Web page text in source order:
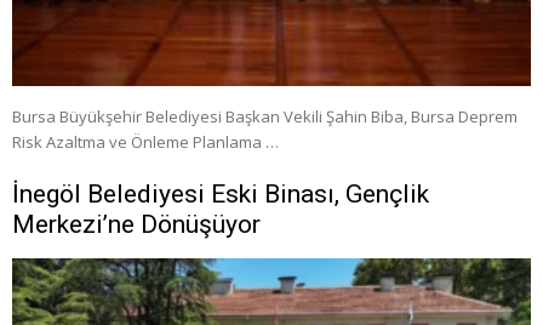
Bursa Büyükşehir Belediyesi Başkan Vekili Şahin Biba, Bursa Deprem
Risk Azaltma ve Önleme Planlama …
İnegöl Belediyesi Eski Binası, Gençlik
Merkezi’ne Dönüşüyor